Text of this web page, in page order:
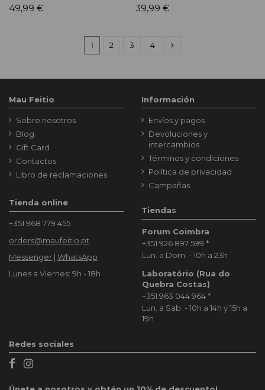
49,99 € 39,99 €
1 2 3 4
Mau Feitio
Sobre nosotros
Blog
Gift Card
Contactos
Libro de reclamaciones
Información
Envíos y pagos
Devoluciones y
intercambios
Términos y condiciones
Política de privacidad
Campañas
Tienda online
+351 968 779 455
orders@maufeitio.pt
Messenger | WhatsApp
Lunes a Viernes: 9h - 18h
Tiendas
Forum Coimbra
+351 926 897 599 *
Lun. a Dom. - 10h a 23h
Laboratório (Rua do
Quebra Costas)
+351 963 044 964*
Lun. a Sab. - 10h a 14h y 15h a
19h
Redes sociales